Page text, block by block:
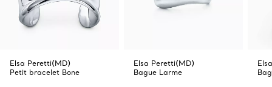
Elsa Peretti(MD)
Petit bracelet Bone
Elsa Peretti(MD)
Bague Larme